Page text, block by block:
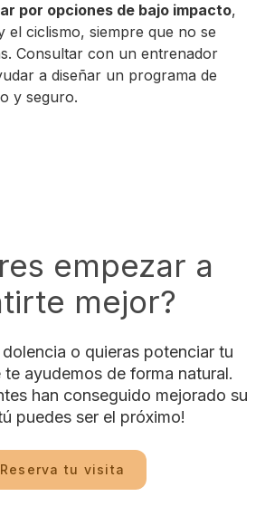
por opciones de bajo impacto,
el ciclismo, siempre que no se
Consultar con un entrenador
a diseñar un programa de
y seguro.
empezar a
mejor?
o quieras potenciar tu
ayudemos de forma natural.
han conseguido mejorado su
puedes ser el próximo!
Reserva tu visita